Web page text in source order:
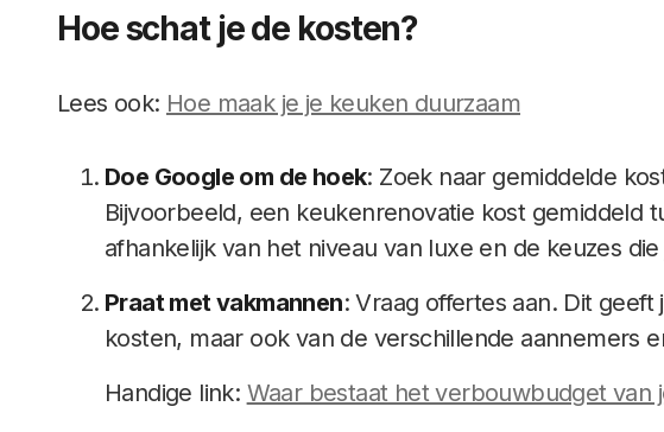
Hoe schat je de kosten?
Lees ook: Hoe maak je je keuken duurzaam
Doe Google om de hoek: Zoek naar gemiddelde
Bijvoorbeeld, een keukenrenovatie kost gemiddeld
afhankelijk van het niveau van luxe en de keuzes
Praat met vakmannen: Vraag offertes aan. Dit
kosten, maar ook van de verschillende aannemers
Handige link: Waar bestaat het verbouwbudget van